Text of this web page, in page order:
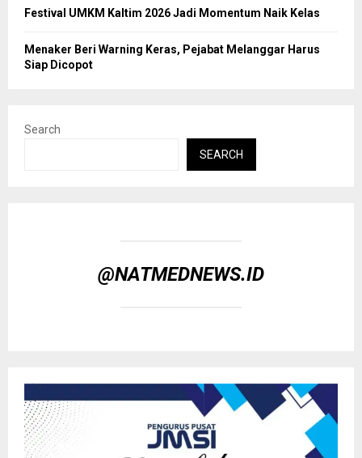
Festival UMKM Kaltim 2026 Jadi Momentum Naik Kelas
Menaker Beri Warning Keras, Pejabat Melanggar Harus
Siap Dicopot
Search
SEARCH
@NATMEDNEWS.ID